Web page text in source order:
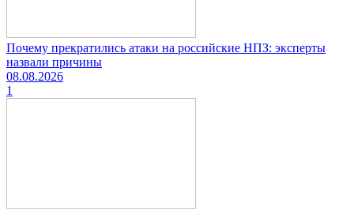
Почему прекратились атаки на российские НПЗ: эксперты
назвали причины
08.08.2026
1